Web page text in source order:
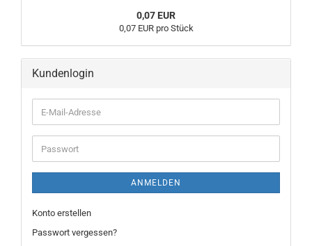
0,07 EUR
0,07 EUR pro Stück
Kundenlogin
E-
Mail-
Adresse
Passwort
ANMELDEN
Konto erstellen
Passwort vergessen?